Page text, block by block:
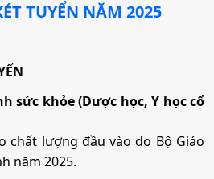
TUYỂN NĂM 2025
sức khỏe (Dược học, Y học cổ
chất lượng đầu vào do Bộ Giáo
năm 2025.